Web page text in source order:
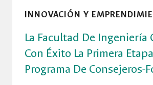
INNOVACIÓN Y
La Facultad De Ingeniería
Con Éxito La Primera
Programa De Consejeros-